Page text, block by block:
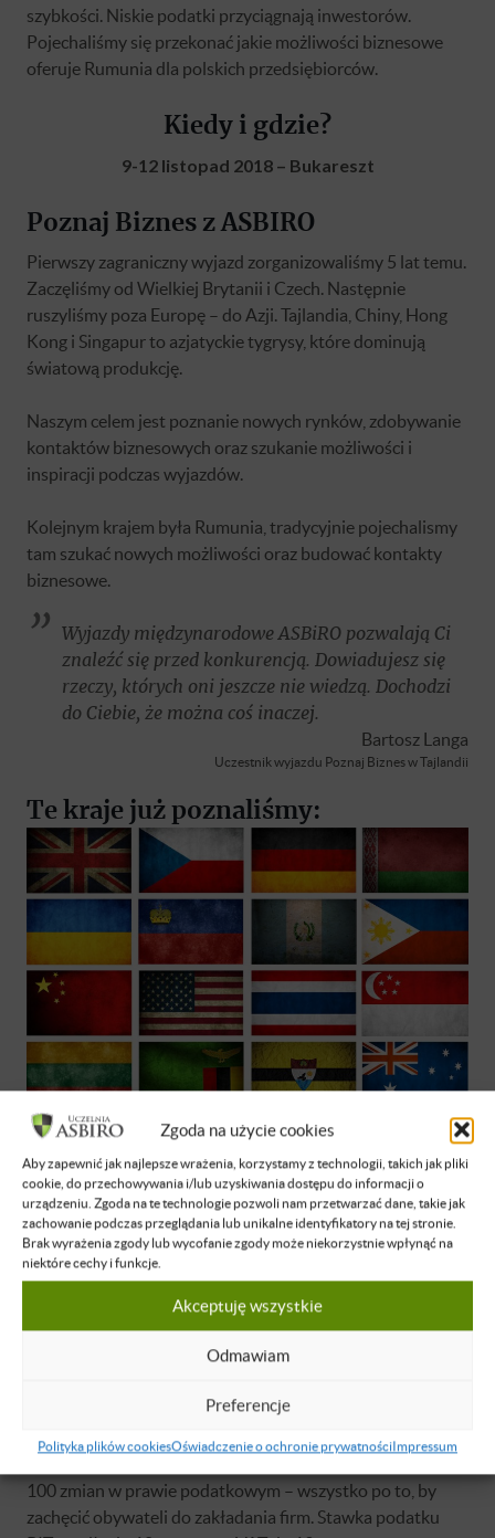
Zgoda na użycie cookies
Aby zapewnić jak najlepsze wrażenia, korzystamy z technologii, takich jak pliki
cookie, do przechowywania i/lub uzyskiwania dostępu do informacji o
urządzeniu. Zgoda na te technologie pozwoli nam przetwarzać dane, takie jak
zachowanie podczas przeglądania lub unikalne identyfikatory na tej stronie.
Brak wyrażenia zgody lub wycofanie zgody może niekorzystnie wpłynąć na
niektóre cechy i funkcje.
Akceptuję wszystkie
Odmawiam
Preferencje
Polityka plików cookiesOświadczenie o ochronie prywatnościImpressum
szybkości. Niskie podatki przyciągnają inwestorów.
Pojechaliśmy się przekonać jakie możliwości biznesowe
oferuje Rumunia dla polskich przedsiębiorców.
Kiedy i gdzie?
9-12 listopad 2018 – Bukareszt
Poznaj Biznes z ASBIRO
Pierwszy zagraniczny wyjazd zorganizowaliśmy 5 lat temu.
Zaczęliśmy od Wielkiej Brytanii i Czech. Następnie
ruszyliśmy poza Europę – do Azji. Tajlandia, Chiny, Hong
Kong i Singapur to azjatyckie tygrysy, które dominują
światową produkcję.
Naszym celem jest poznanie nowych rynków, zdobywanie
kontaktów biznesowych oraz szukanie możliwości i
inspiracji podczas wyjazdów.
Kolejnym krajem była Rumunia, tradycyjnie pojechalismy
tam szukać nowych możliwości oraz budować kontakty
biznesowe.
Wyjazdy międzynarodowe ASBiRO pozwalają Ci
znaleźć się przed konkurencją. Dowiadujesz się
rzeczy, których oni jeszcze nie wiedzą. Dochodzi
do Ciebie, że można coś inaczej.
Bartosz Langa
Uczestnik wyjazdu Poznaj Biznes w Tajlandii
Te kraje już poznaliśmy:
Dlaczego byliśmy w Rumnii
Rumunia do tej pory kojarzona głównie z biedą i
postrzegana jako zaścianek Europy – dziś staje się
tygrysem gospodarczym. Rumunia ze wzrostem 7 procent
dotąd uchodziły za światowego lidera.
100 zmian w prawie podatkowym – wszystko po to, by
zachęcić obywateli do zakładania firm. Stawka podatku